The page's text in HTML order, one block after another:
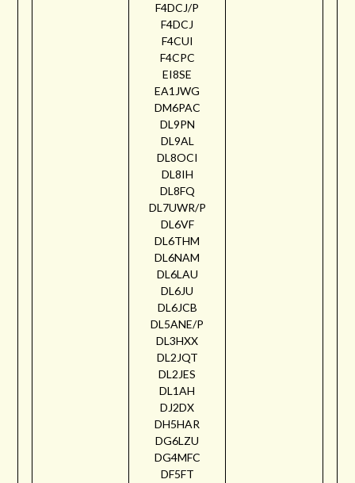
F4DCJ/P
F4DCJ
F4CUI
F4CPC
EI8SE
EA1JWG
DM6PAC
DL9PN
DL9AL
DL8OCI
DL8IH
DL8FQ
DL7UWR/P
DL6VF
DL6THM
DL6NAM
DL6LAU
DL6JU
DL6JCB
DL5ANE/P
DL3HXX
DL2JQT
DL2JES
DL1AH
DJ2DX
DH5HAR
DG6LZU
DG4MFC
DF5FT